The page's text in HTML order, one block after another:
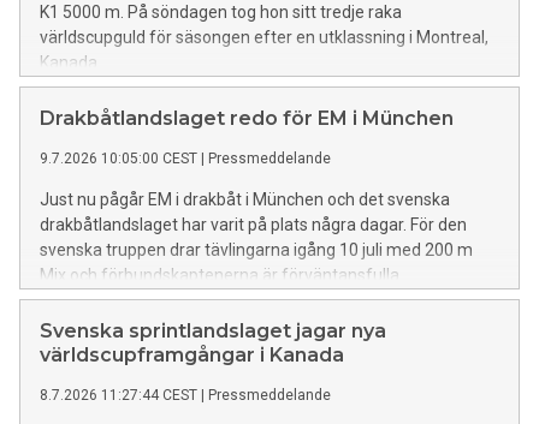
K1 5000 m. På söndagen tog hon sitt tredje raka
världscupguld för säsongen efter en utklassning i Montreal,
Kanada.
Drakbåtlandslaget redo för EM i München
9.7.2026 10:05:00 CEST | Pressmeddelande
Just nu pågår EM i drakbåt i München och det svenska
drakbåtlandslaget har varit på plats några dagar. För den
svenska truppen drar tävlingarna igång 10 juli med 200 m
Mix och förbundskaptenerna är förväntansfulla.
Svenska sprintlandslaget jagar nya
världscupframgångar i Kanada
8.7.2026 11:27:44 CEST | Pressmeddelande